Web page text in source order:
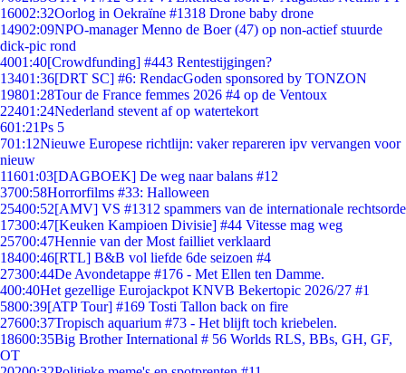
16002:32Oorlog in Oekraïne #1318 Drone baby drone
14902:09NPO-manager Menno de Boer (47) op non-actief stuurde
dick-pic rond
4001:40[Crowdfunding] #443 Rentestijgingen?
13401:36[DRT SC] #6: RendacGoden sponsored by TONZON
19801:28Tour de France femmes 2026 #4 op de Ventoux
22401:24Nederland stevent af op watertekort
601:21Ps 5
701:12Nieuwe Europese richtlijn: vaker repareren ipv vervangen voor
nieuw
11601:03[DAGBOEK] De weg naar balans #12
3700:58Horrorfilms #33: Halloween
25400:52[AMV] VS #1312 spammers van de internationale rechtsorde
17300:47[Keuken Kampioen Divisie] #44 Vitesse mag weg
25700:47Hennie van der Most failliet verklaard
18400:46[RTL] B&B vol liefde 6de seizoen #4
27300:44De Avondetappe #176 - Met Ellen ten Damme.
400:40Het gezellige Eurojackpot KNVB Bekertopic 2026/27 #1
5800:39[ATP Tour] #169 Tosti Tallon back on fire
27600:37Tropisch aquarium #73 - Het blijft toch kriebelen.
18600:35Big Brother International # 56 Worlds RLS, BBs, GH, GF,
OT